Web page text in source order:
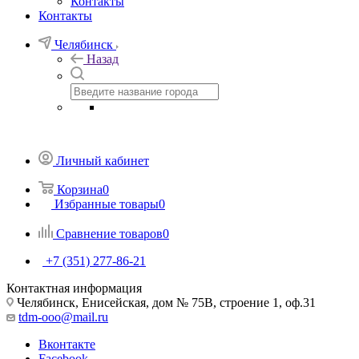
Контакты
Челябинск
Назад
Личный кабинет
Корзина0
Избранные товары0
Сравнение товаров0
+7 (351) 277-86-21
Контактная информация
Челябинск, Енисейская, дом № 75В, строение 1, оф.31
tdm-ooo@mail.ru
Вконтакте